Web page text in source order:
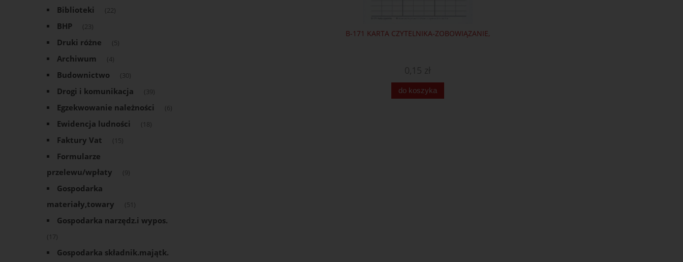
Biblioteki (22)
BHP (23)
Druki różne (5)
Archiwum (4)
Budownictwo (30)
Drogi i komunikacja (39)
Egzekwowanie należności (6)
Ewidencja ludności (18)
Faktury Vat (15)
Formularze
przelewu/wpłaty
(9)
Gospodarka
materiały,towary
(51)
Gospodarka narzędz.i wypos.
(17)
Gospodarka składnik.majątk.
B-171 KARTA CZYTELNIKA-ZOBOWIĄZANIE,
do koszyka